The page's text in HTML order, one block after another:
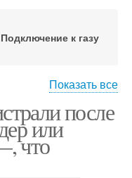
Подключение к газу
области
Показать все
после
или
что